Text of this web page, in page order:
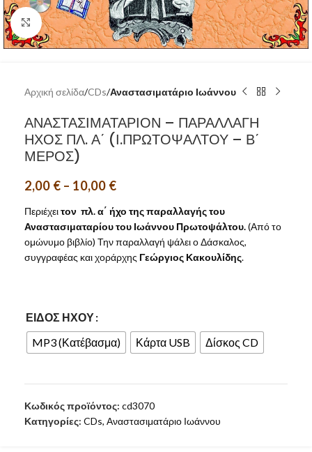
Click to enlarge
Αρχική σελίδα CDs Αναστασιματάριο Ιωάννου
ΑΝΑΣΤΑΣΙΜΑΤΑΡΙΟΝ – ΠΑΡΑΛΛΑΓΗ
ΗΧΟΣ ΠΛ. Α΄ (Ι.ΠΡΩΤΟΨΑΛΤΟΥ – Β΄
ΜΕΡΟΣ)
2,00 € – 10,00 €
Περιέχειτον πλ. α΄ ήχο της παραλλαγής του
Αναστασιματαρίου του Ιωάννου Πρωτοψάλτου.(Από το
ομώνυμο βιβλίο) Την παραλλαγή ψάλει ο Δάσκαλος,
συγγραφέας και χοράρχης Γεώργιος Κακουλίδης.
ΕΊΔΟΣ ΉΧΟΥ
MP3 (Κατέβασμα)
Κάρτα USB Δίσκος CD
Κωδικός προϊόντος: cd3070
Κατηγορίες: CDs, Αναστασιματάριο Ιωάννου